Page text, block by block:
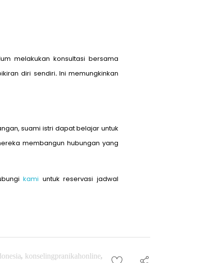
melakukan konsultasi bersama
diri sendiri.Ini memungkinkan
suami istri dapat belajar untuk
membangun hubungan yang
kami untuk reservasi jadwal
, konselingpranikahonline,